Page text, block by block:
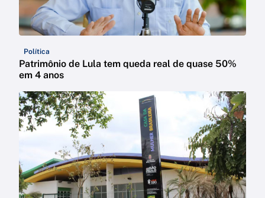
Política
Patrimônio de Lula tem queda real de quase 50%
em 4 anos